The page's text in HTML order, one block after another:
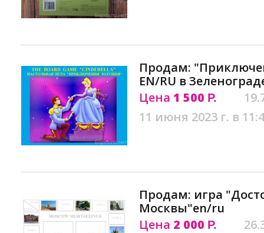
Продам:
EN/RU в
Цена 1 500 Р.
11 июня 2023 г. в
Продам: игра
Москвы"en/ru
Цена 2 000 Р.